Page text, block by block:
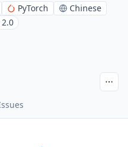
PyTorch
Chinese